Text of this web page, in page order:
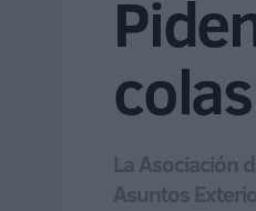
La Asociación
Asuntos